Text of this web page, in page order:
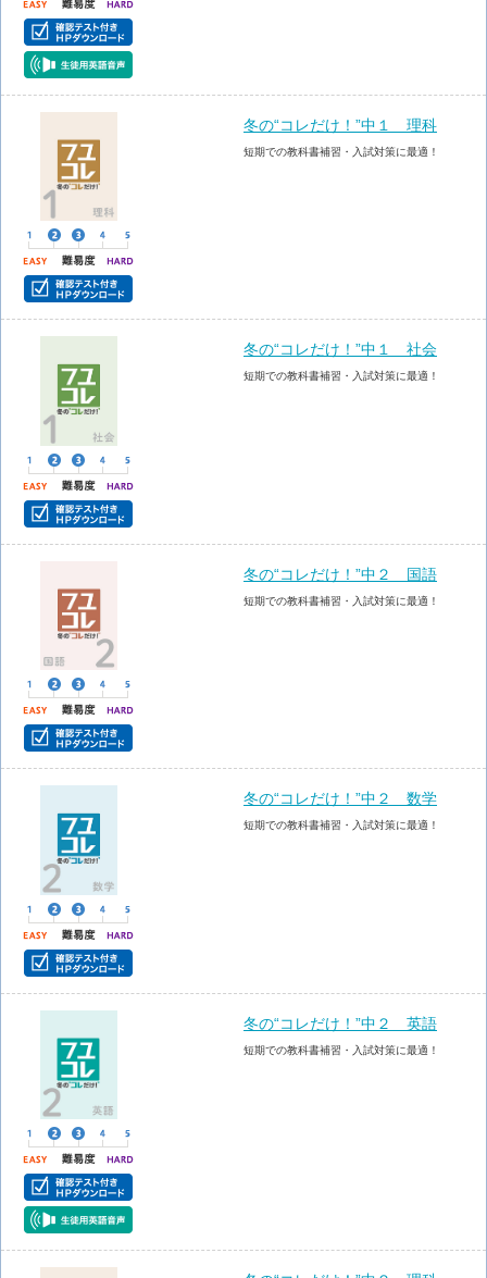
冬の“コレだけ！”中１ 理科
短期での教科書補習・入試対策に最適！
冬の“コレだけ！”中１ 社会
短期での教科書補習・入試対策に最適！
冬の“コレだけ！”中２ 国語
短期での教科書補習・入試対策に最適！
冬の“コレだけ！”中２ 数学
短期での教科書補習・入試対策に最適！
冬の“コレだけ！”中２ 英語
短期での教科書補習・入試対策に最適！